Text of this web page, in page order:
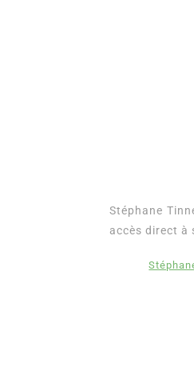
Stéphane
accès direct à